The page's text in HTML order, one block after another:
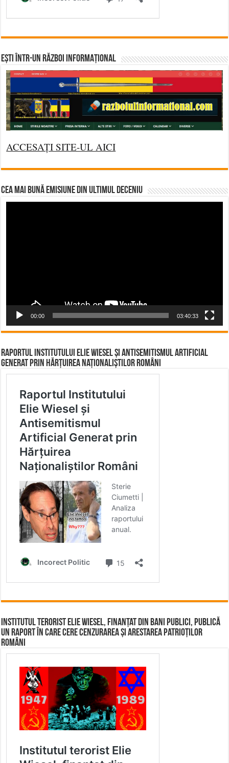
Ești într-un RĂZBOI INFORMAȚIONAL
ACCESAȚI SITE-UL AICI
CEA MAI BUNĂ EMISIUNE DIN ULTIMUL DECENIU
00:00 03:40:33
Raportul Institutului Elie Wiesel și Antisemitismul Artificial
Generat prin Hărțuirea Naționaliștilor Români
Institutul terorist Elie Wiesel, finanțat din bani publici, publică
un raport în care cere cenzurarea și arestarea patrioților
români